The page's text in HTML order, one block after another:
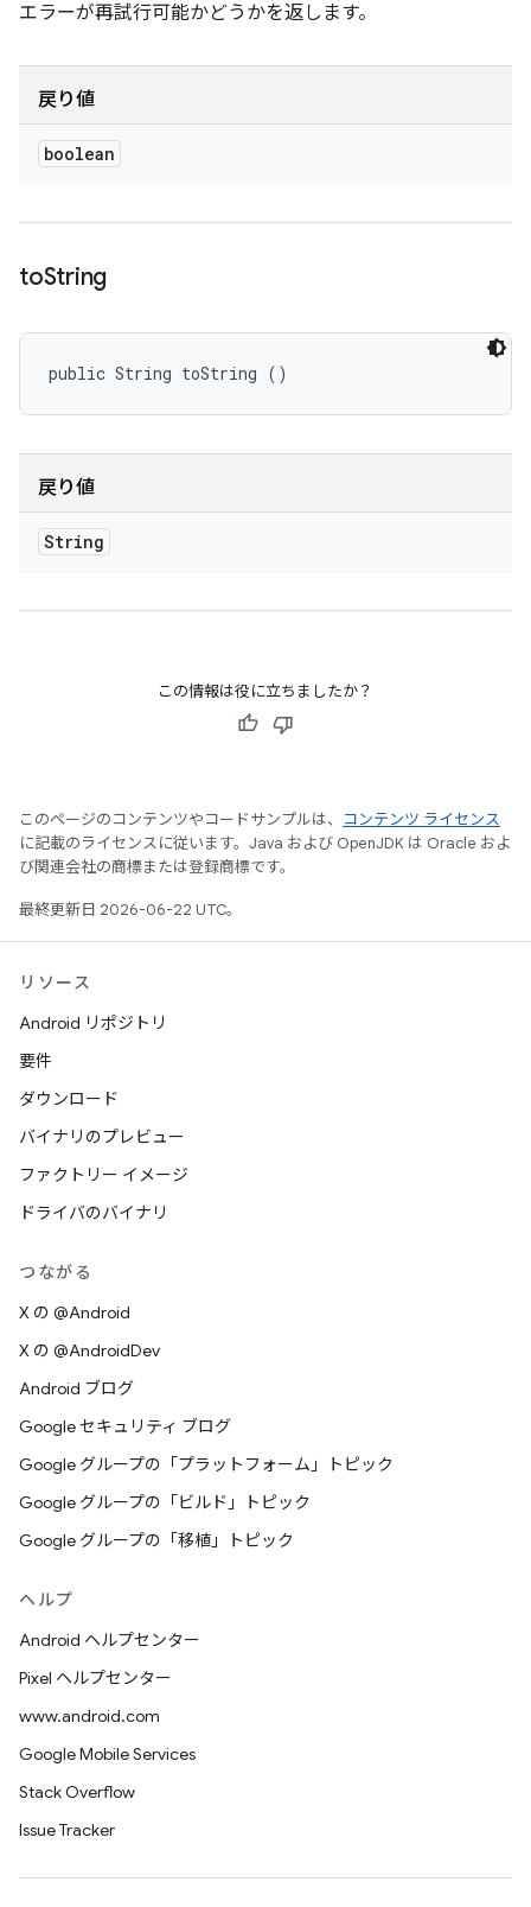
エラーが再試行可能かどうかを返します。
戻り値
boolean
toString
public String toString ()
戻り値
String
この情報は役に立ちましたか？
このページのコンテンツやコードサンプルは、
コンテンツ ライセンス
に記載のライセンスに従います。Java および OpenJDK は Oracle およ
び関連会社の商標または登録商標です。
最終更新日 2026-06-22 UTC。
リソース
Android リポジトリ
要件
ダウンロード
バイナリのプレビュー
ファクトリー イメージ
ドライバのバイナリ
つながる
X の @Android
X の @AndroidDev
Android ブログ
Google セキュリティ ブログ
Google グループの「プラットフォーム」トピック
Google グループの「ビルド」トピック
Google グループの「移植」トピック
ヘルプ
Android ヘルプセンター
Pixel ヘルプセンター
www.android.com
Google Mobile Services
Stack Overflow
Issue Tracker